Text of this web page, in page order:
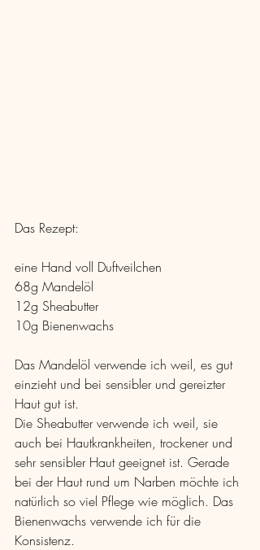
Das Rezept:
eine Hand voll Duftveilchen
68g Mandelöl
12g Sheabutter
10g Bienenwachs
Das Mandelöl verwende ich weil, es gut
einzieht und bei sensibler und gereizter
Haut gut ist.
Die Sheabutter verwende ich weil, sie
auch bei Hautkrankheiten, trockener und
sehr sensibler Haut geeignet ist. Gerade
bei der Haut rund um Narben möchte ich
natürlich so viel Pflege wie möglich. Das
Bienenwachs verwende ich für die
Konsistenz.